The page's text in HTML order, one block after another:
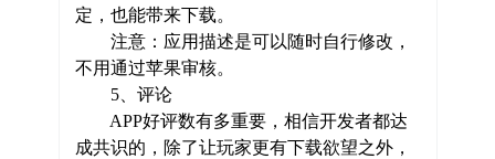
定，也能带来下载。
注意：应用描述是可以随时自行修改，
不用通过苹果审核。
5、评论
APP好评数有多重要，相信开发者都达
成共识的，除了让玩家更有下载欲望之外，